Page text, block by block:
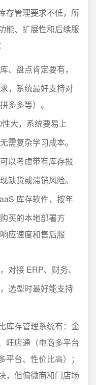
存管理要求不低，所
能、扩展性和后续服
、盘点肯定要有，
，系统最好支持对
多多等）。
大，系统要易上
需复杂学习成本。
以考虑带有库存报
缺货或滞销风险。
库存软件，按年
买的本地部署方
应速度和售后服
对接 ERP、财务、
选型时最好能支持
库存管理系统有：金
旺店通（电商多平台
台、性价比高）；
，但偏微商和门店场